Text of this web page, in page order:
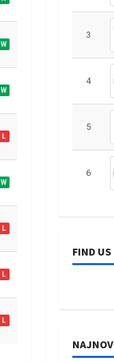
W
W
L
W
L
L
L
3
4
5
6
FIND US